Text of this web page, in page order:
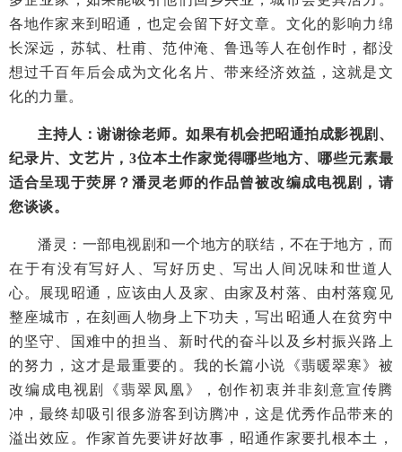
各地作家来到昭通，也定会留下好文章。文化的影响力绵
长深远，苏轼、杜甫、范仲淹、鲁迅等人在创作时，都没
想过千百年后会成为文化名片、带来经济效益，这就是文
化的力量。
主持人：谢谢徐老师。如果有机会把昭通拍成影视剧、
纪录片、文艺片，3位本土作家觉得哪些地方、哪些元素最
适合呈现于荧屏？潘灵老师的作品曾被改编成电视剧，请
您谈谈。
潘灵：一部电视剧和一个地方的联结，不在于地方，而
在于有没有写好人、写好历史、写出人间况味和世道人
心。展现昭通，应该由人及家、由家及村落、由村落窥见
整座城市，在刻画人物身上下功夫，写出昭通人在贫穷中
的坚守、国难中的担当、新时代的奋斗以及乡村振兴路上
的努力，这才是最重要的。我的长篇小说《翡暖翠寒》被
改编成电视剧《翡翠凤凰》，创作初衷并非刻意宣传腾
冲，最终却吸引很多游客到访腾冲，这是优秀作品带来的
溢出效应。作家首先要讲好故事，昭通作家要扎根本土，